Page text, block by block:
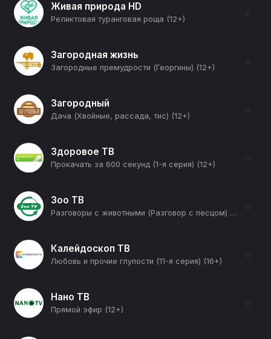
Живая природа HD
Реликтовая туранговая роща (12+)
☆
Загородная жизнь
Загородные премудрости (Георгины) (12+)
☆
Загородный
Дача (Хвойные, рассада, тис) (12+)
☆
Здоровое ТВ
Прокачать за 600 секунд (1-я серия) (12+)
☆
Зоо ТВ
Разговоры с животными (Разговор с песцом) (12+)
☆
Калейдоскоп ТВ
Любовь и прочие глупости (11-я серия) (16+)
☆
Нано ТВ
Прямой эфир (12+)
☆